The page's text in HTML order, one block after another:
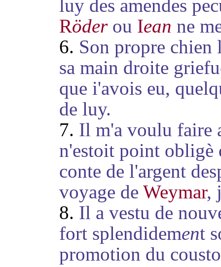
luy des amendes
Röderou Iean ne
6. Son propre chien
sa main droite
que i'avois eu,
de luy.
7. Il m'a voulu faire
n'estoit point obligè
conte de l'argent
voyage de Weymar,
8. Il a vestu de
fort splendidement
promotion du